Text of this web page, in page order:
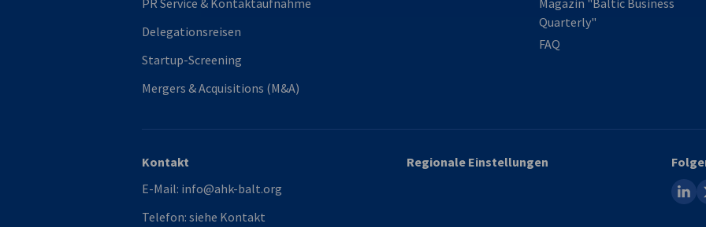
PR Service & Kontaktaufnahme
Delegationsreisen
Startup-Screening
Mergers & Acquisitions (M&A)
Magazin "Baltic Business
Quarterly"
FAQ
Kontakt
E-Mail: info@ahk-balt.org
Telefon: siehe Kontakt
Regionale Einstellungen